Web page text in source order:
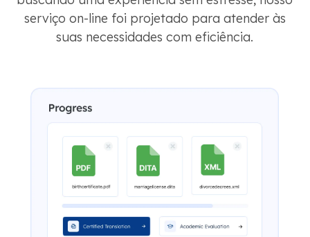
serviço on-line foi projetado para atender às
suas necessidades com eficiência.